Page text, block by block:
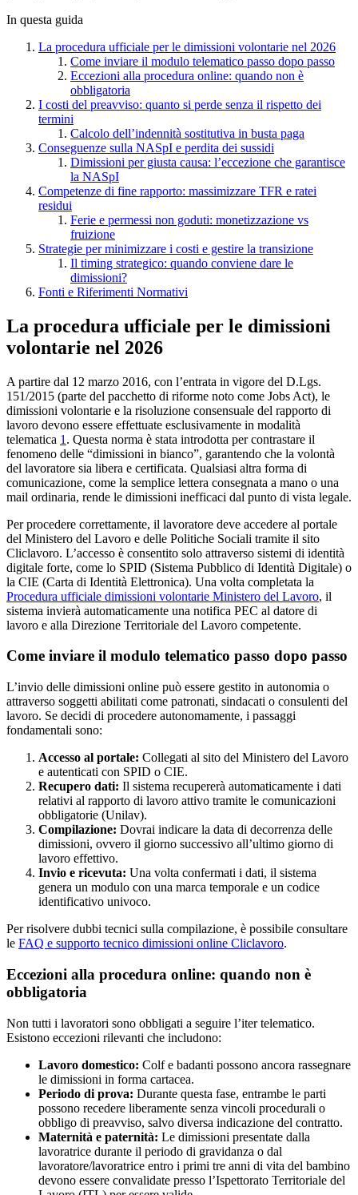
In questa guida
La procedura ufficiale per le dimissioni volontarie nel 2026
Come inviare il modulo telematico passo dopo passo
Eccezioni alla procedura online: quando non è
obbligatoria
I costi del preavviso: quanto si perde senza il rispetto dei
termini
Calcolo dell’indennità sostitutiva in busta paga
Conseguenze sulla NASpI e perdita dei sussidi
Dimissioni per giusta causa: l’eccezione che garantisce
la NASpI
Competenze di fine rapporto: massimizzare TFR e ratei
residui
Ferie e permessi non goduti: monetizzazione vs
fruizione
Strategie per minimizzare i costi e gestire la transizione
Il timing strategico: quando conviene dare le
dimissioni?
Fonti e Riferimenti Normativi
La procedura ufficiale per le dimissioni
volontarie nel 2026
A partire dal 12 marzo 2016, con l’entrata in vigore del D.Lgs.
151/2015 (parte del pacchetto di riforme noto come Jobs Act), le
dimissioni volontarie e la risoluzione consensuale del rapporto di
lavoro devono essere effettuate esclusivamente in modalità
telematica 1 . Questa norma è stata introdotta per contrastare il
fenomeno delle “dimissioni in bianco”, garantendo che la volontà
del lavoratore sia libera e certificata. Qualsiasi altra forma di
comunicazione, come la semplice lettera consegnata a mano o una
mail ordinaria, rende le dimissioni inefficaci dal punto di vista legale.
Per procedere correttamente, il lavoratore deve accedere al portale
del Ministero del Lavoro e delle Politiche Sociali tramite il sito
Cliclavoro. L’accesso è consentito solo attraverso sistemi di identità
digitale forte, come lo SPID (Sistema Pubblico di Identità Digitale) o
la CIE (Carta di Identità Elettronica). Una volta completata la
Procedura ufficiale dimissioni volontarie Ministero del Lavoro, il
sistema invierà automaticamente una notifica PEC al datore di
lavoro e alla Direzione Territoriale del Lavoro competente.
Come inviare il modulo telematico passo dopo passo
L’invio delle dimissioni online può essere gestito in autonomia o
attraverso soggetti abilitati come patronati, sindacati o consulenti del
lavoro. Se decidi di procedere autonomamente, i passaggi
fondamentali sono:
Accesso al portale: Collegati al sito del Ministero del Lavoro
e autenticati con SPID o CIE.
Recupero dati: Il sistema recupererà automaticamente i dati
relativi al rapporto di lavoro attivo tramite le comunicazioni
obbligatorie (Unilav).
Compilazione: Dovrai indicare la data di decorrenza delle
dimissioni, ovvero il giorno successivo all’ultimo giorno di
lavoro effettivo.
Invio e ricevuta: Una volta confermati i dati, il sistema
genera un modulo con una marca temporale e un codice
identificativo univoco.
Per risolvere dubbi tecnici sulla compilazione, è possibile consultare
le FAQ e supporto tecnico dimissioni online Cliclavoro.
Eccezioni alla procedura online: quando non è
obbligatoria
Non tutti i lavoratori sono obbligati a seguire l’iter telematico.
Esistono eccezioni rilevanti che includono:
Lavoro domestico: Colf e badanti possono ancora rassegnare
le dimissioni in forma cartacea.
Periodo di prova: Durante questa fase, entrambe le parti
possono recedere liberamente senza vincoli procedurali o
obbligo di preavviso, salvo diversa indicazione del contratto.
Maternità e paternità: Le dimissioni presentate dalla
lavoratrice durante il periodo di gravidanza o dal
lavoratore/lavoratrice entro i primi tre anni di vita del bambino
devono essere convalidate presso l’Ispettorato Territoriale del